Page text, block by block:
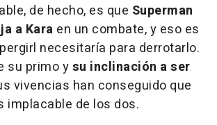
de hecho, es que Superman
a Kara en un combate, y eso es
necesitaría para derrotarlo.
su primo ysu inclinación a ser
vivencias han conseguido que
implacable de los dos.